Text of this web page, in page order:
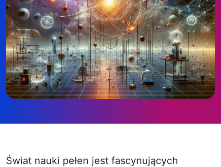
Świat nauki pełen jest fascynujących